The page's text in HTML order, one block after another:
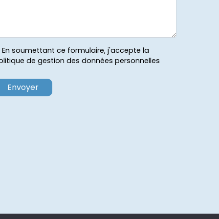
En soumettant ce formulaire, j'accepte la
de gestion des données personnelles